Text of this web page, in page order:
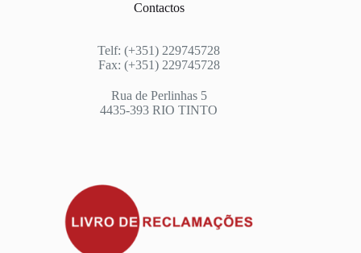
Contactos
Telf: (+351) 229745728
Fax: (+351) 229745728
Rua de Perlinhas 5
4435-393 RIO TINTO